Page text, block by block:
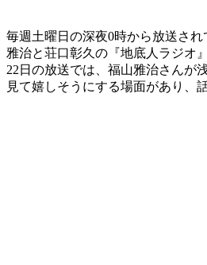
毎週土曜日の深夜0時から放送さ
雅治と荘口彰久の『地底人ラジオ
22日の放送では、福山雅治さんが
見て嬉しそうにする場面があり、